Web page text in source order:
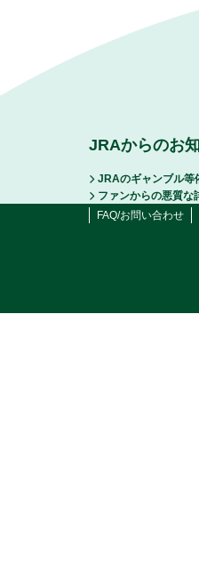
JRAからのお
JRAのギャンブル等
ファンからの悪質な
FAQ/お問い合わせ